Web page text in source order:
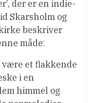
der er en indie-
Skarsholm og
beskriver
måde:
være et flakkende
i en
himmel og